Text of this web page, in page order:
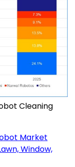
Cleaning
Market
Window,